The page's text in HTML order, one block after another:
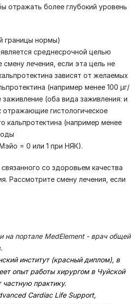
отражать более глубокий уровень
границы нормы)
среднесрочной целью
лечения, если эта цель не
зависят от желаемых
(например менее 100 μг/
(оба вида заживления: и
отражающие гистологическое
кальпротектина (например менее
= 0 или 1 при НЯК).
со здоровьем качества
Рассмотрите смену лечения, если
на портале MedElement - врач общей
институт (красный диплом), в
опыт работы хирургом в Чуйской
практику.
Cardiac Life Support,